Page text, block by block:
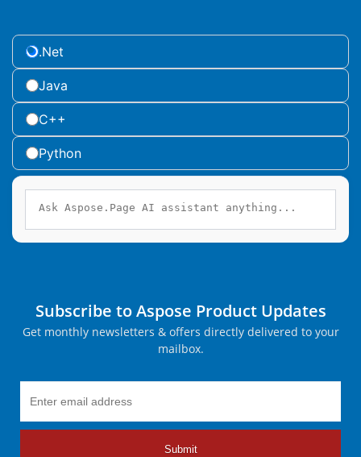
.Net
Java
C++
Python
Subscribe to Aspose Product Updates
Get monthly newsletters & offers directly delivered to your
mailbox.
Submit